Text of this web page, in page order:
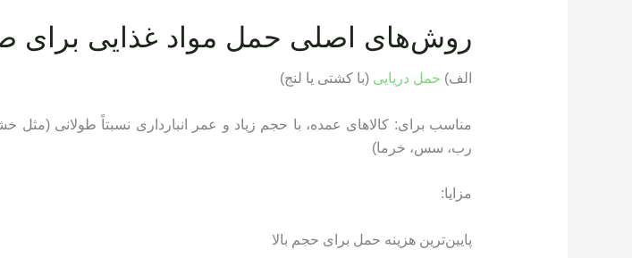
روش‌های اصلی حمل مواد غذایی برای
الف) حمل دریایی (با کشتی یا لنج)
مناسب برای: کالاهای عمده، با حجم زیاد و عمر انبارداری نسبتاً طولانی (مثل
رب، سس، خرما)
مزایا:
پایین‌ترین هزینه حمل برای حجم بالا